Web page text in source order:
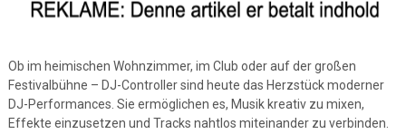
Ob im heimischen Wohnzimmer, im Club oder auf der großen
Festivalbühne – DJ-Controller sind heute das Herzstück moderner
DJ-Performances. Sie ermöglichen es, Musik kreativ zu mixen,
Effekte einzusetzen und Tracks nahtlos miteinander zu verbinden.